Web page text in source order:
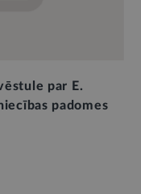
par E.
padomes